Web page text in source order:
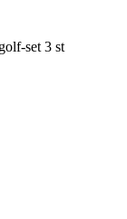
set 3 st